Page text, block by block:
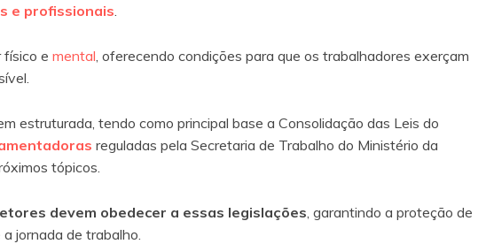
e profissionais
e mental , oferecendo condições para que os trabalhadores exerçam
estruturada, tendo como principal base a Consolidação das Leis do
reguladas pela Secretaria de Trabalho do Ministério da
tópicos.
devem obedecer a essas legislações , garantindo a proteção de
jornada de trabalho.